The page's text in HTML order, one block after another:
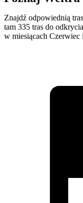
Znajdź odpowiednią
tam 335 tras do
w miesiącach Czerwiec